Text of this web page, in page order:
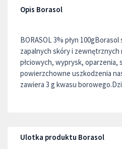
Opis Borasol
BORASOL 3% płyn
zapalnych skóry i
płciowych, wyprysk, oparzenia,
powierzchowne uszkodzenia
zawiera 3 g kwasu
Ulotka produktu Borasol